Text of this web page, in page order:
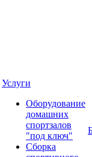
Услуги
Оборудование
домашних
спортзалов
"под ключ"
Сборка